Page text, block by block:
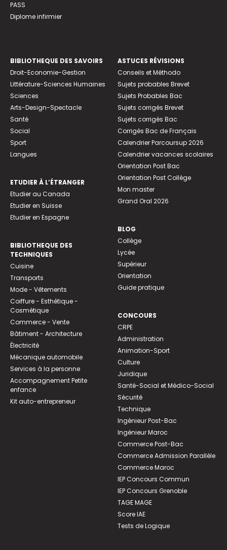
PASS
Diplome infirmier
BIBLIOTHEQUE DES SAVOIRS
Droit-Economie-Gestion
Littérature-Sciences Humaines
Sciences
Arts-Design-Spectacle
Santé
Social
Sport
Langues
ETUDIER À L’ÉTRANGER
Etudier au Canada
Etudier en Suisse
Etudier en Espagne
BIBLIOTHEQUE DES
TECHNIQUES
Cuisine
Transports
Mode - Vêtements
Coiffure - Esthétique -
Cosmétique
Commerce - Vente
Bâtiment - Architecture
Électricité
Mécanique automobile
Services à la personne
Accompagnement Petite
enfance
Kit auto-entrepreneur
ASTUCES RÉVISIONS
Conseils et Méthodo
Sujets probables Brevet
Sujets Probables Bac
Sujets corrigés Brevet
Sujets corrigés Bac
Corrigés Bac de Français
Calendrier Parcoursup 2026
Calendrier vacances scolaires
Orientation Post Bac
Orientation Post Collège
Mon master
Grand Oral 2026
BLOG
Collège
Lycée
Supérieur
Orientation
Guide pratique
CONCOURS
CRPE
Administration
Animation-Sport
Culture
Juridique
Santé-Social et Médico-Social
Sécurité
Technique
Ingénieur Post-Bac
Ingénieur Maroc
Commerce Post-Bac
Commerce Admission Parallèle
Commerce Maroc
IEP Concours Commun
IEP Concours Grenoble
TAGE MAGE
Score IAE
Tests de Logique